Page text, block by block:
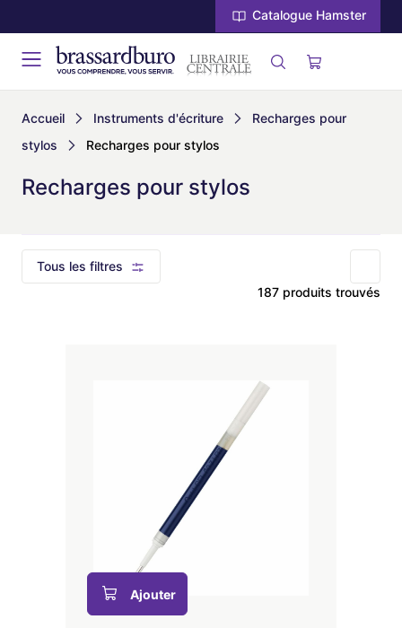
Catalogue Hamster
Accueil Instruments d'écriture
Recharges pour
stylos
Recharges pour stylos
Recharges pour stylos
Tous les filtres
187 produits trouvés
Ajouter